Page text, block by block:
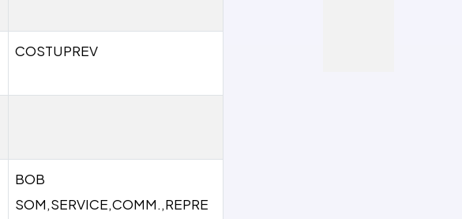
COSTUPREV
BOB
SOM,SERVICE,COMM.,REPRE